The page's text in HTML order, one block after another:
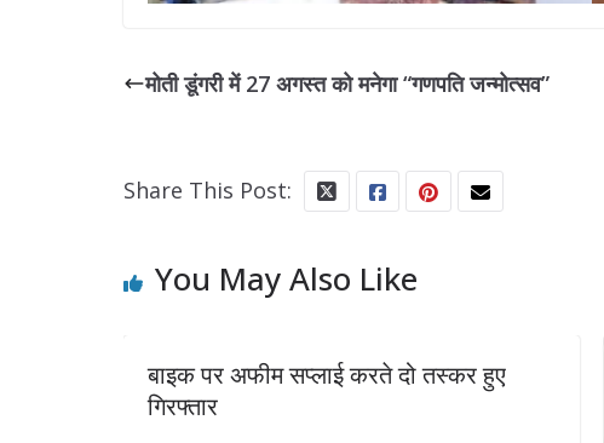
मोती डूंगरी में 27 अगस्त को मनेगा “गणपति जन्मोत्सव”
Share This Post:
You May Also Like
अफीम सप्लाई करते दो तस्कर हुए